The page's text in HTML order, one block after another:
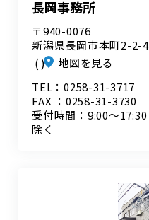
長岡事務所
〒940-0076
新潟県長岡市本町2-2-
地図を見る
TEL：0258-31-3717
FAX ：0258-31-3730
受付時間：9:00～
除く